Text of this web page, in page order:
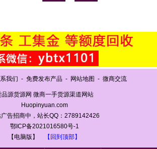
我们 - 免费发布产品 - 网站地图 - 微商交流
品源货源网 微商一手货源渠道网站
Huopinyuan.com
告招商中，站长QQ：2789142426
鄂ICP备2021016580号-1
【电脑版】
【回到顶部】